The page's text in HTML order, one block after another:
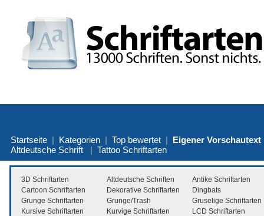
Startseite | Kategorien | Top bewertet | Eigener Vorschautext
Altdeutsche Schrift | Tattoo Schriftarten
3D Schriftarten Altdeutsche Schriften
Antike Schriftarten
Cartoon Schriftarten
Dekorative Schriftarten
Dingbats
Grunge Schriftarten
Grunge/Trash
Gruselige Schriftarten
Kursive Schriftarten
Kurvige Schriftarten
LCD Schriftarten